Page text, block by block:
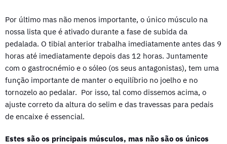
Por último mas não menos importante, o único músculo na
nossa lista que é ativado durante a fase de subida da
pedalada. O tibial anterior trabalha imediatamente antes das 9
horas até imediatamente depois das 12 horas. Juntamente
com o gastrocnémio e o sóleo (os seus antagonistas), tem uma
função importante de manter o equilíbrio no joelho e no
tornozelo ao pedalar. Por isso, tal como dissemos acima, o
ajuste correto da altura do selim e das travessas para pedais
de encaixe é essencial.
Estes são os principais músculos, mas não são os únicos